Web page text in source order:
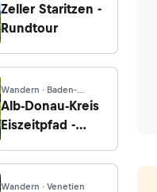
Zeller Staritzen -
Rundtour
Wandern · Baden-
Württemberg
Alb-Donau-Kreis
Eiszeitpfad -
Wandern · Venetien